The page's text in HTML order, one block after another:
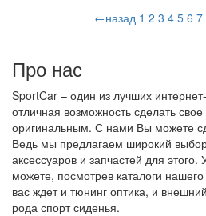
←назад 1 2 3 4 5 6 7
Про нас
SportCar – один из лучших
отличная возможность сделать
оригинальным. С нами Вы можете
Ведь мы предлагаем широкий
аксессуаров и запчастей для
можете, посмотрев каталоги
вас ждет и тюнинг оптика, и
рода спорт сиденья.